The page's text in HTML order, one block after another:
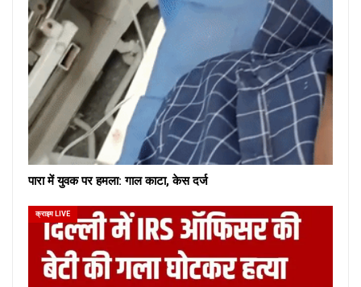
पारा में युवक पर हमला: गाल काटा, केस दर्ज
क्राइम LIVE